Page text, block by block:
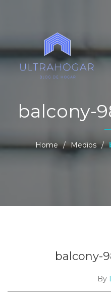
balcony-
Home / Medios /
balcony-
By